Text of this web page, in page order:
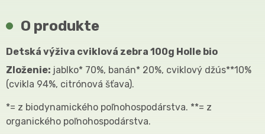
O produkte
Detská výživa cviklová zebra 100g Holle bio
Zloženie: jablko* 70%, banán* 20%, cviklový džús**10%
(cvikla 94%, citrónová šťava).
*= z biodynamického poľnohospodárstva. **= z
organického poľnohospodárstva.